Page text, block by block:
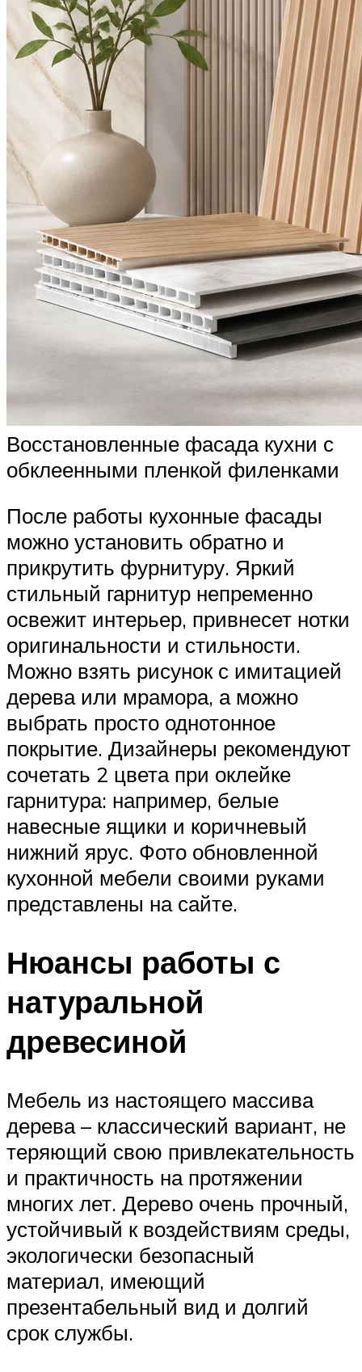
Восстановленные фасада кухни с
обклеенными пленкой филенками
После работы кухонные фасады
можно установить обратно и
прикрутить фурнитуру. Яркий
стильный гарнитур непременно
освежит интерьер, привнесет нотки
оригинальности и стильности.
Можно взять рисунок с имитацией
дерева или мрамора, а можно
выбрать просто однотонное
покрытие. Дизайнеры рекомендуют
сочетать 2 цвета при оклейке
гарнитура: например, белые
навесные ящики и коричневый
нижний ярус. Фото обновленной
кухонной мебели своими руками
представлены на сайте.
Нюансы работы с
натуральной
древесиной
Мебель из настоящего массива
дерева – классический вариант, не
теряющий свою привлекательность
и практичность на протяжении
многих лет. Дерево очень прочный,
устойчивый к воздействиям среды,
экологически безопасный
материал, имеющий
презентабельный вид и долгий
срок службы.